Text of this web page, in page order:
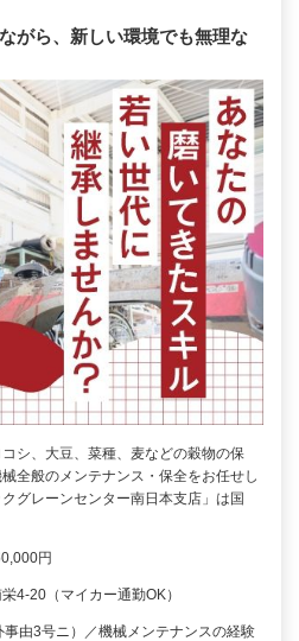
がら、新しい環境でも無理な
シ、大豆、菜種、麦などの穀物の保
全般のメンテナンス・保全をお任せし
グレーンセンター南日本支店」は国
円
4-20（マイカー通勤OK）
由3号ニ）／機械メンテナンスの経験